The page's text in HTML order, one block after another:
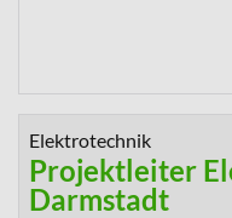
Elektrotechnik
Projektleiter
Darmstadt